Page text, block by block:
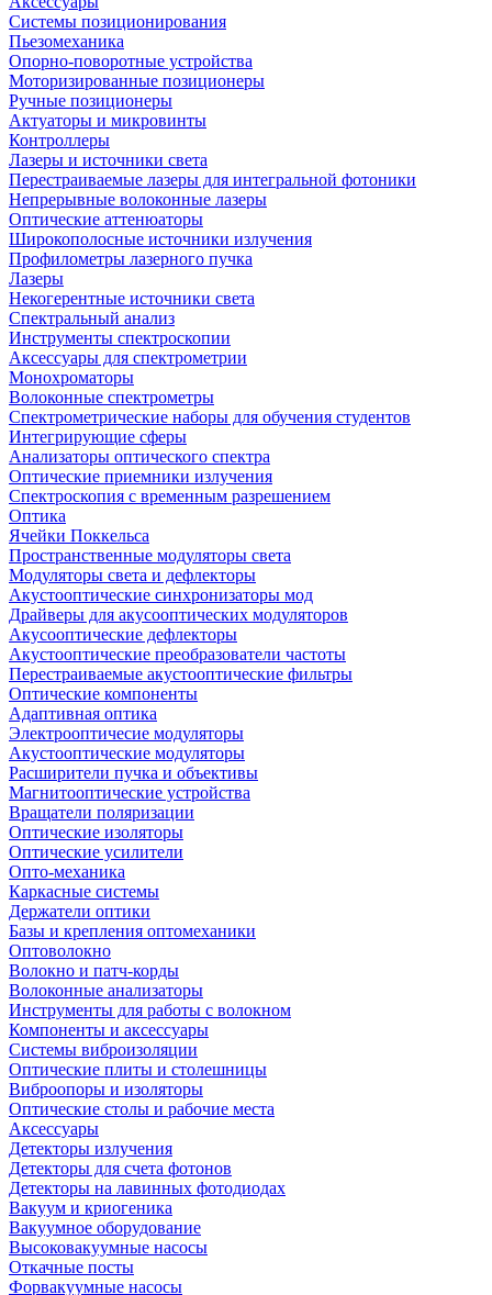
Системы позиционирования
Пьезомеханика
Опорно-поворотные устройства
Моторизированные позиционеры
Ручные позиционеры
Актуаторы и микровинты
Контроллеры
Лазеры и источники света
Перестраиваемые лазеры для интегральной фотоники
Непрерывные волоконные лазеры
Оптические аттенюаторы
Широкополосные источники излучения
Профилометры лазерного пучка
Лазеры
Некогерентные источники света
Спектральный анализ
Инструменты спектроскопии
Аксессуары для спектрометрии
Монохроматоры
Волоконные спектрометры
Спектрометрические наборы для обучения студентов
Интегрирующие сферы
Анализаторы оптического спектра
Оптические приемники излучения
Спектроскопия с временным разрешением
Оптика
Ячейки Поккельса
Пространственные модуляторы света
Модуляторы света и дефлекторы
Акустооптические синхронизаторы мод
Драйверы для акусооптических модуляторов
Акусооптические дефлекторы
Акустооптические преобразователи частоты
Перестраиваемые акустооптические фильтры
Оптические компоненты
Адаптивная оптика
Электрооптичесие модуляторы
Акустооптические модуляторы
Расширители пучка и объективы
Магнитооптические устройства
Вращатели поляризации
Оптические изоляторы
Оптические усилители
Опто-механика
Каркасные системы
Держатели оптики
Базы и крепления оптомеханики
Оптоволокно
Волокно и патч-корды
Волоконные анализаторы
Инструменты для работы с волокном
Компоненты и аксессуары
Системы виброизоляции
Оптические плиты и столешницы
Виброопоры и изоляторы
Оптические столы и рабочие места
Аксессуары
Детекторы излучения
Детекторы для счета фотонов
Детекторы на лавинных фотодиодах
Вакуум и криогеника
Вакуумное оборудование
Высоковакуумные насосы
Откачные посты
Форвакуумные насосы